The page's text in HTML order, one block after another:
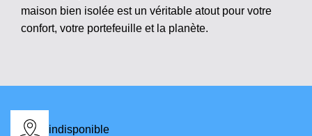
maison bien isolée est un véritable atout pour votre
confort, votre portefeuille et la planète.
indisponible